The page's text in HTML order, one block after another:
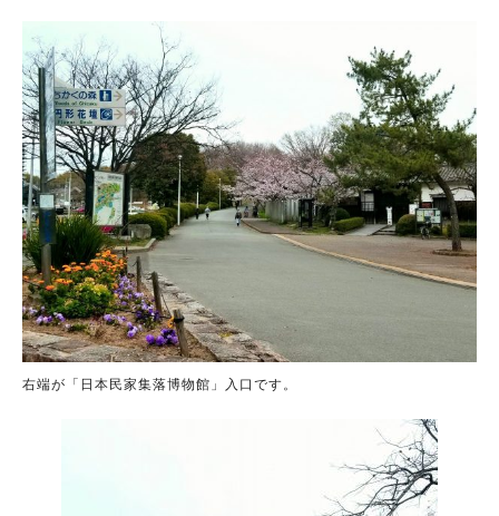
右端が「日本民家集落博物館」入口です。